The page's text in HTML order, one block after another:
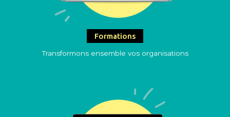
Formations
Transformons ensemble vos organisations